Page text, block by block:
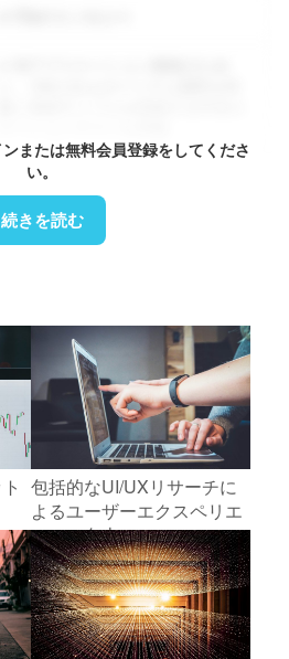
CLTS
または無料会員登録をしてくださ
い。
続きを読む
包括的なUI/UXリサーチに
よるユーザーエクスペリエ
ンスの向上